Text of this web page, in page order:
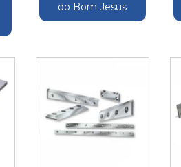
do Bom Jesus